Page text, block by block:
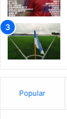
Popular